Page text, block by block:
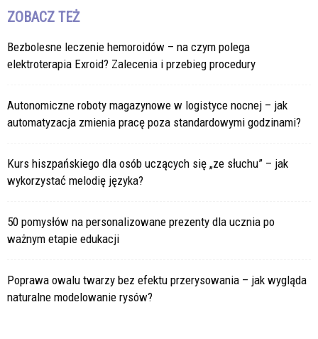
ZOBACZ TEŻ
Bezbolesne leczenie hemoroidów – na czym polega
elektroterapia Exroid? Zalecenia i przebieg procedury
Autonomiczne roboty magazynowe w logistyce nocnej – jak
automatyzacja zmienia pracę poza standardowymi godzinami?
Kurs hiszpańskiego dla osób uczących się „ze słuchu” – jak
wykorzystać melodię języka?
50 pomysłów na personalizowane prezenty dla ucznia po
ważnym etapie edukacji
Poprawa owalu twarzy bez efektu przerysowania – jak wygląda
naturalne modelowanie rysów?